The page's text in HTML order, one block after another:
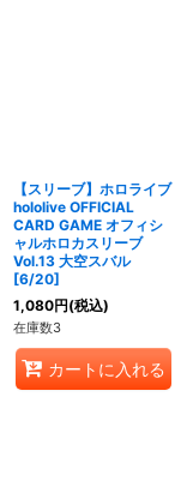
【スリーブ】ホロライブ
hololive OFFICIAL
CARD GAME オフィシ
ャルホロカスリーブ
Vol.13 大空スバル
[6/20]
1,080円(税込)
在庫数3
カートに入れる